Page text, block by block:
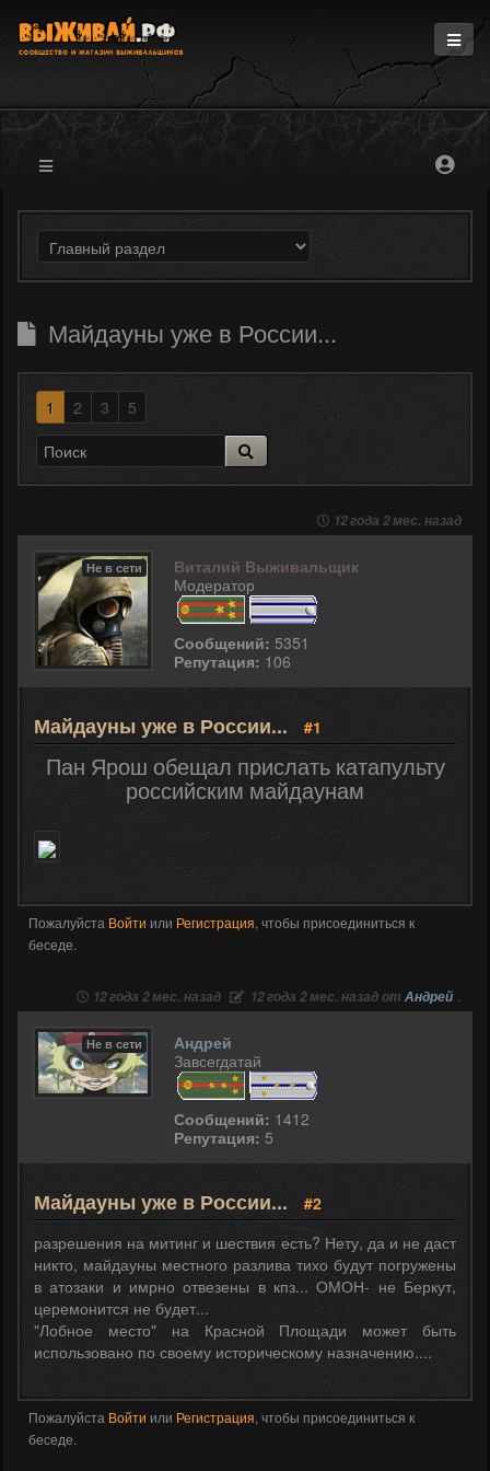
Информация
Магазин
Форум
Майдауны уже в России...
1 2 3 5
12 года 2 мес. назад
Не в сети
Виталий Выживальщик
Модератор
Сообщений: 5351
Репутация: 106
Майдауны уже в России... #1
Пан Ярош обещал прислать катапульту
российским майдаунам
Пожалуйста Войти или Регистрация, чтобы присоединиться к
беседе.
12 года 2 мес. назад 12 года 2 мес. назад от Андрей .
Не в сети
Андрей
Завсегдатай
Сообщений: 1412
Репутация: 5
Майдауны уже в России...
#2
разрешения на митинг и шествия есть? Нету, да и не даст
никто, майдауны местного разлива тихо будут погружены
в атозаки и имрно отвезены в кпз... ОМОН- не Беркут,
церемонится не будет...
"Лобное место" на Красной Площади может быть
использовано по своему историческому назначению....
Пожалуйста Войти или Регистрация, чтобы присоединиться к
беседе.